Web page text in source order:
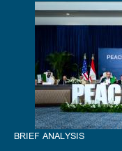
BRIEF ANALYSIS